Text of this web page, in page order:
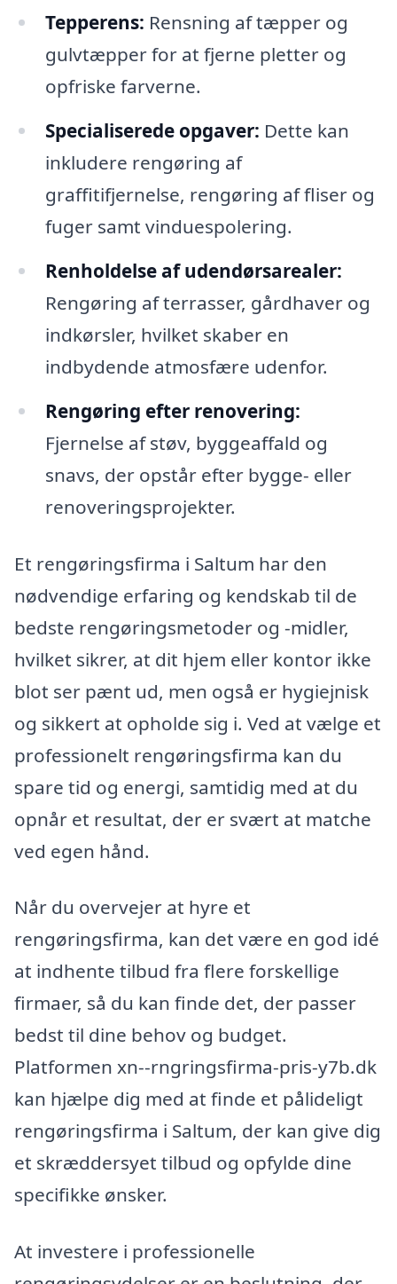
Tepperens: Rensning af tæpper og
gulvtæpper for at fjerne pletter og
opfriske farverne.
Specialiserede opgaver: Dette kan
inkludere rengøring af
graffitifjernelse, rengøring af fliser og
fuger samt vinduespolering.
Renholdelse af udendørsarealer:
Rengøring af terrasser, gårdhaver og
indkørsler, hvilket skaber en
indbydende atmosfære udenfor.
Rengøring efter renovering:
Fjernelse af støv, byggeaffald og
snavs, der opstår efter bygge- eller
renoveringsprojekter.
Et rengøringsfirma i Saltum har den
nødvendige erfaring og kendskab til de
bedste rengøringsmetoder og -midler,
hvilket sikrer, at dit hjem eller kontor ikke
blot ser pænt ud, men også er hygiejnisk
og sikkert at opholde sig i. Ved at vælge et
professionelt rengøringsfirma kan du
spare tid og energi, samtidig med at du
opnår et resultat, der er svært at matche
ved egen hånd.
Når du overvejer at hyre et
rengøringsfirma, kan det være en god idé
at indhente tilbud fra flere forskellige
firmaer, så du kan finde det, der passer
bedst til dine behov og budget.
Platformen xn--rngringsfirma-pris-y7b.dk
kan hjælpe dig med at finde et pålideligt
rengøringsfirma i Saltum, der kan give dig
et skræddersyet tilbud og opfylde dine
specifikke ønsker.
At investere i professionelle